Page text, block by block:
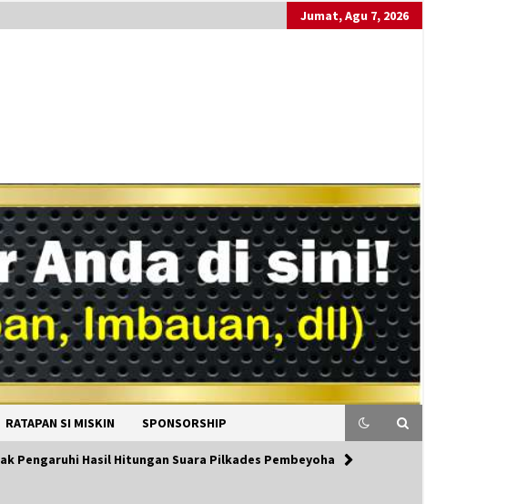
Jumat, Agu 7, 2026
RATAPAN SI MISKIN SPONSORSHIP
Pengaruhi Hasil Hitungan Suara Pilkades Pembeyoha